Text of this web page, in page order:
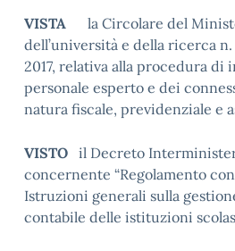
VISTA la Circolare del
dell’università e della ricerca n.
2017, relativa alla procedura di
personale esperto e dei
natura fiscale, previdenziale e
VISTO il Decreto
concernente “Regolamento
Istruzioni generali sulla
contabile delle istituzioni